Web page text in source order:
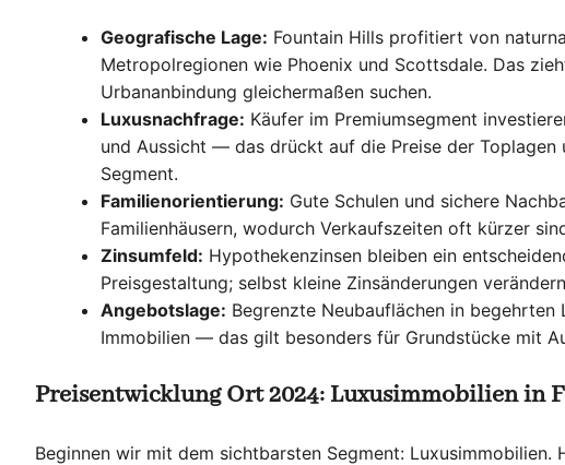
Geografische Lage: Fountain Hills profitiert von
Metropolregionen wie Phoenix und Scottsdale. Das
Urbananbindung gleichermaßen suchen.
Luxusnachfrage: Käufer im Premiumsegment
und Aussicht — das drückt auf die Preise der
Segment.
Familienorientierung: Gute Schulen und sichere
Familienhäusern, wodurch Verkaufszeiten oft kürzer
Zinsumfeld: Hypothekenzinsen bleiben ein
Preisgestaltung; selbst kleine Zinsänderungen
Angebotslage: Begrenzte Neubauflächen in
Immobilien — das gilt besonders für Grundstücke mit
Preisentwicklung Ort 2024: Luxusimmobilien in
Beginnen wir mit dem sichtbarsten Segment: Luxusimmobilien.